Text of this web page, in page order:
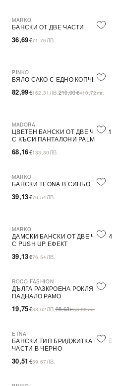
MARKO
БАНСКИ ОТ ДВЕ ЧАСТИ
36,69€71,76 ЛВ.
-60%
PINKO
БЯЛО САКО С ЕДНО КОПЧЕ
82,99€162,31 ЛВ.210,00€410,72лв.
MADORA
ЦВЕТЕН БАНСКИ ОТ ДВЕ ЧАСТИ
С КЪСИ ПАНТАЛОНИ PALM
68,16€133,30 ЛВ.
MARKO
БАНСКИ TEONA В СИНЬО
39,13€76,54 ЛВ.
MARKO
ДАМСКИ БАНСКИ ОТ ДВЕ ЧАСТИ
С PUSH UP ЕФЕКТ
39,13€76,54 ЛВ.
-31%
ROCO FASHION
ДЪЛГА РАЗКРОЕНА РОКЛЯ С
ПАДНАЛО РАМО
19,75€38,62 ЛВ.28,63€56,00лв.
ETNA
БАНСКИ ТИП БРИДЖИТКА В ДВЕ
ЧАСТИ В ЧЕРНО
30,51 €59,67 ЛВ.